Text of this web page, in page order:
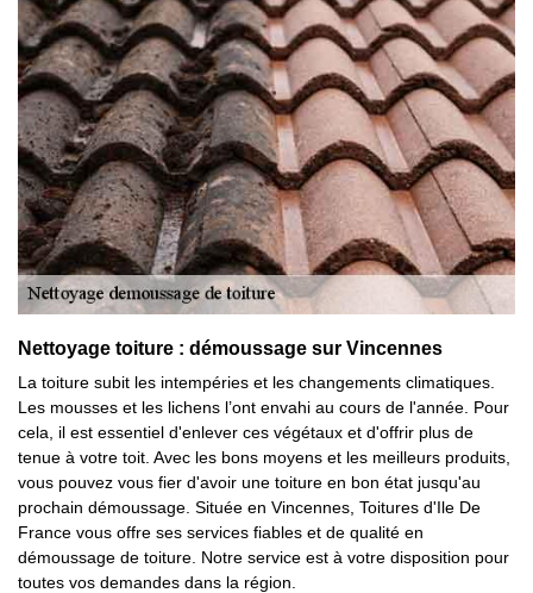
Nettoyage toiture : démoussage sur Vincennes
La toiture subit les intempéries et les changements climatiques.
Les mousses et les lichens l’ont envahi au cours de l'année. Pour
cela, il est essentiel d'enlever ces végétaux et d'offrir plus de
tenue à votre toit. Avec les bons moyens et les meilleurs produits,
vous pouvez vous fier d'avoir une toiture en bon état jusqu'au
prochain démoussage. Située en Vincennes, Toitures d'Ile De
France vous offre ses services fiables et de qualité en
démoussage de toiture. Notre service est à votre disposition pour
toutes vos demandes dans la région.